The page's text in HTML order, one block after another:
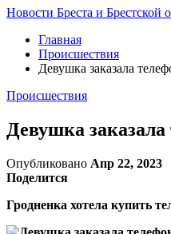
Новости Бреста и Брестской
Главная
Происшествия
Девушка заказала
Происшествия
Девушка
Опубликовано Апр 22, 2023
Поделится
Гродненка хотела купить